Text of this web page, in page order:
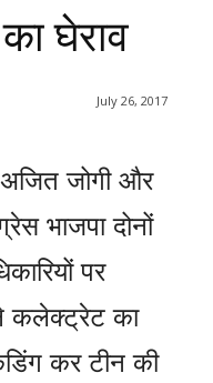
घेराव
July 26, 2017
अजित जोगी और
भाजपा दोनों
पर
कलेक्ट्रेट का
कर टीन की